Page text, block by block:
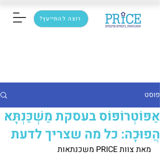
רוצה להתייעץ?
פוסט
אַפּוֹטְרוֹפּוֹס בעסקת מַשְׁכַּנְתָּא
הֲפוּכָה: כל מה שצריך לדעת
מאת צוות PRICE משכנתאות